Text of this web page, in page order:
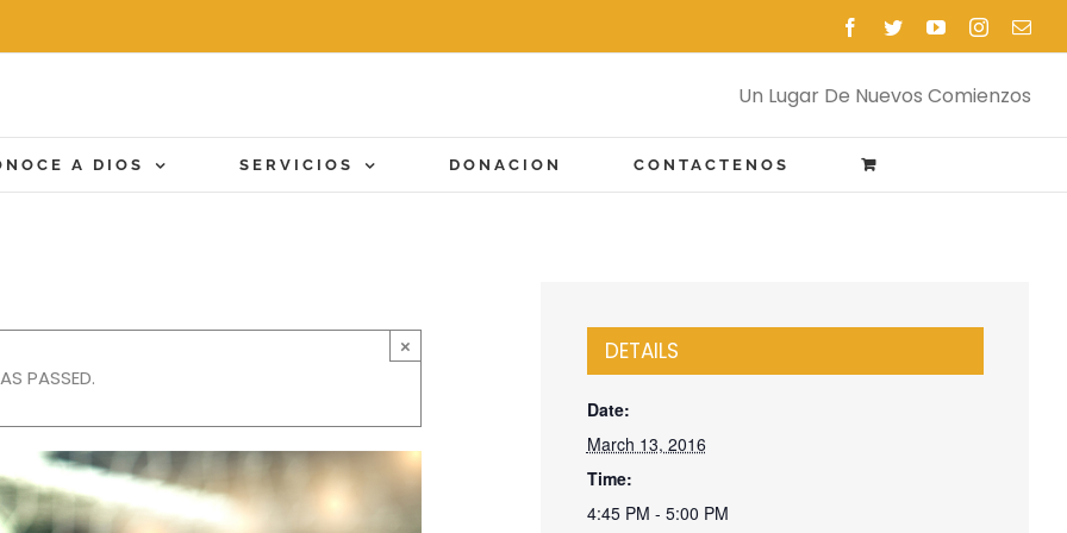
Facebook
TwitterYouTubeInstagram
Un Lugar De Nuevos Comienzos
A DIOS SERVICIOS DONACION CONTACTENOS
×
PASSED.
DETAILS
Date:
March 13, 2016
Time:
4:45 PM - 5:00 PM